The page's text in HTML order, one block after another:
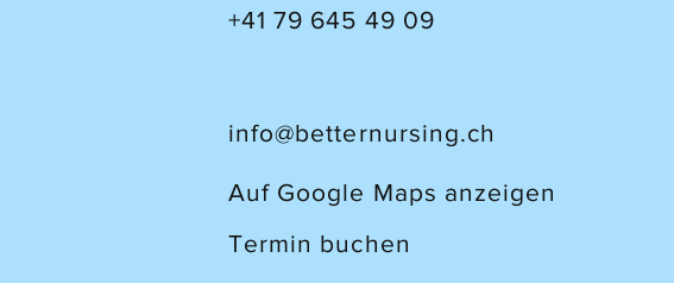
+41 79 645 49 09
info@betternursing.ch
Auf Google Maps anzeigen
Termin buchen